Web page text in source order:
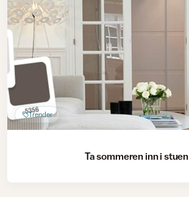
Trender
Ta sommeren inn i stuen